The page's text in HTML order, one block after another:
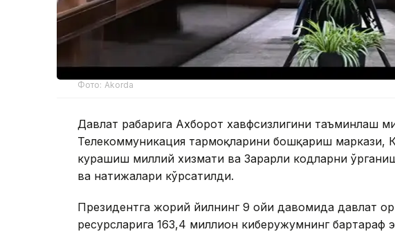
Фото: Akorda
Давлат раҳбарига Ахборот хавфсизлигини таъминлаш
Телекоммуникация тармоқларини бошқариш маркази,
курашиш миллий хизмати ва Зарарли кодларни
ва натижалари кўрсатилди.
Президентга жорий йилнинг 9 ойи давомида давлат
ресурсларига 163,4 миллион киберҳужумнинг бартараф